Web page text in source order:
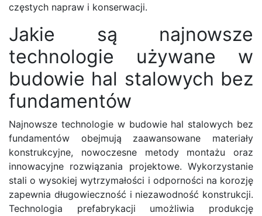
częstych napraw i konserwacji.
Jakie są najnowsze
technologie używane w
budowie hal stalowych bez
fundamentów
Najnowsze technologie w budowie hal stalowych bez
fundamentów obejmują zaawansowane materiały
konstrukcyjne, nowoczesne metody montażu oraz
innowacyjne rozwiązania projektowe. Wykorzystanie
stali o wysokiej wytrzymałości i odporności na korozję
zapewnia długowieczność i niezawodność konstrukcji.
Technologia prefabrykacji umożliwia produkcję